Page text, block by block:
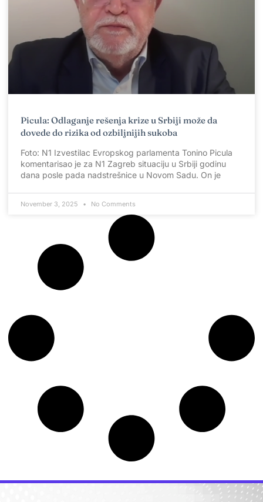
Picula: Odlaganje rešenja krize u Srbiji može da
dovede do rizika od ozbiljnijih sukoba
Foto: N1 Izvestilac Evropskog parlamenta Tonino Picula
komentarisao je za N1 Zagreb situaciju u Srbiji godinu
dana posle pada nadstrešnice u Novom Sadu. On je
November 3, 2025 No Comments